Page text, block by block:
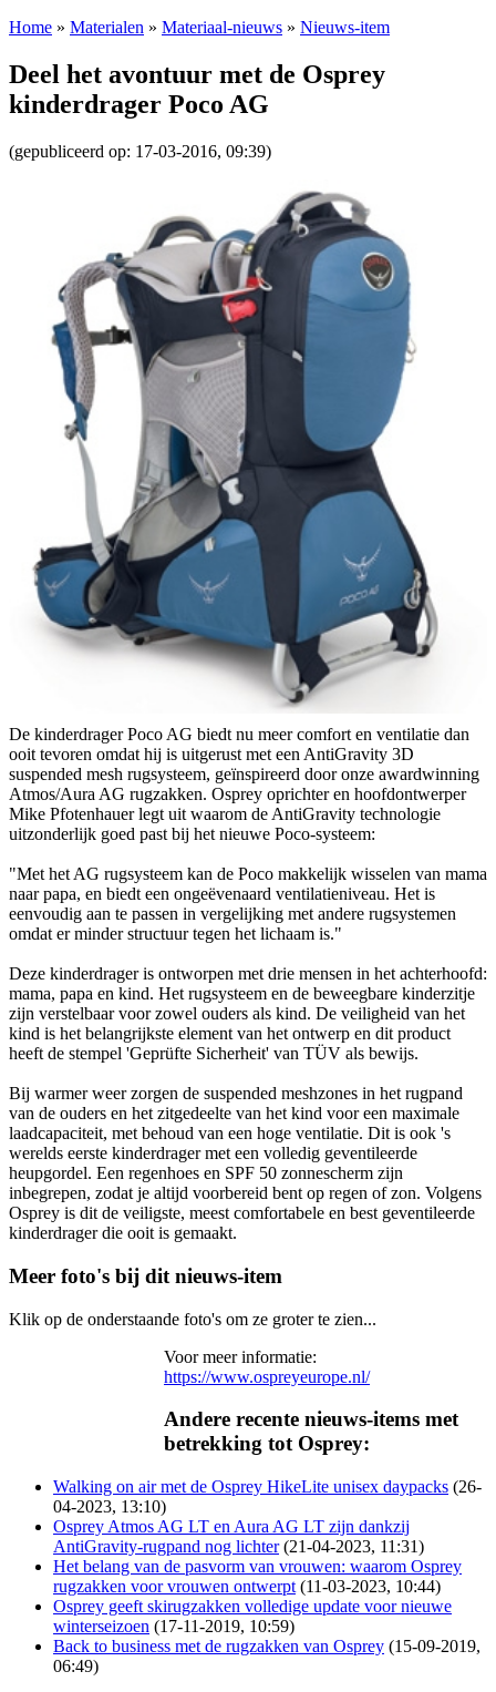
Home » Materialen » Materiaal-nieuws » Nieuws-item
Deel het avontuur met de Osprey
kinderdrager Poco AG
(gepubliceerd op: 17-03-2016, 09:39)
De kinderdrager Poco AG biedt nu meer comfort en ventilatie dan
ooit tevoren omdat hij is uitgerust met een AntiGravity 3D
suspended mesh rugsysteem, geïnspireerd door onze awardwinning
Atmos/Aura AG rugzakken. Osprey oprichter en hoofdontwerper
Mike Pfotenhauer legt uit waarom de AntiGravity technologie
uitzonderlijk goed past bij het nieuwe Poco-systeem:
"Met het AG rugsysteem kan de Poco makkelijk wisselen van mama
naar papa, en biedt een ongeëvenaard ventilatieniveau. Het is
eenvoudig aan te passen in vergelijking met andere rugsystemen
omdat er minder structuur tegen het lichaam is."
Deze kinderdrager is ontworpen met drie mensen in het achterhoofd:
mama, papa en kind. Het rugsysteem en de beweegbare kinderzitje
zijn verstelbaar voor zowel ouders als kind. De veiligheid van het
kind is het belangrijkste element van het ontwerp en dit product
heeft de stempel 'Geprüfte Sicherheit' van TÜV als bewijs.
Bij warmer weer zorgen de suspended meshzones in het rugpand
van de ouders en het zitgedeelte van het kind voor een maximale
laadcapaciteit, met behoud van een hoge ventilatie. Dit is ook 's
werelds eerste kinderdrager met een volledig geventileerde
heupgordel. Een regenhoes en SPF 50 zonnescherm zijn
inbegrepen, zodat je altijd voorbereid bent op regen of zon. Volgens
Osprey is dit de veiligste, meest comfortabele en best geventileerde
kinderdrager die ooit is gemaakt.
Meer foto's bij dit nieuws-item
Klik op de onderstaande foto's om ze groter te zien...
Voor meer informatie:
https://www.ospreyeurope.nl/
Andere recente nieuws-items met
betrekking tot Osprey:
Walking on air met de Osprey HikeLite unisex daypacks (26-
04-2023, 13:10)
Osprey Atmos AG LT en Aura AG LT zijn dankzij
AntiGravity-rugpand nog lichter (21-04-2023, 11:31)
Het belang van de pasvorm van vrouwen: waarom Osprey
rugzakken voor vrouwen ontwerpt (11-03-2023, 10:44)
Osprey geeft skirugzakken volledige update voor nieuwe
winterseizoen (17-11-2019, 10:59)
Back to business met de rugzakken van Osprey (15-09-2019,
06:49)